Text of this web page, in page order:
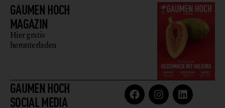
GAUMEN HOCH
MAGAZIN
Hier gratis
herunterladen
GAUMEN HOCH
SOCIAL MEDIA